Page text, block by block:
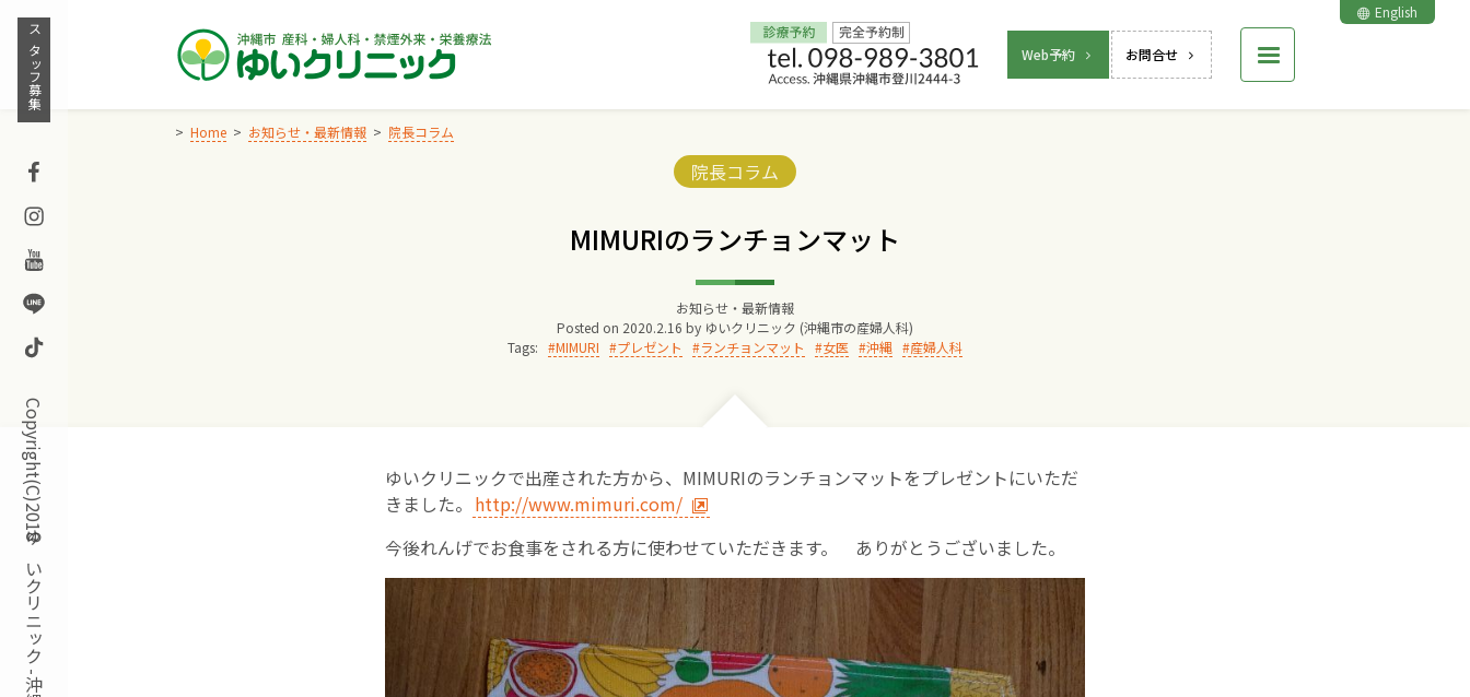
Skip
content
Web予約 お問合せ
English
スタッフ募集
Facebook
Instagram
Youtube
Line
TikTok
Home お知らせ・最新情報 院長コラム
Categories:
院長コラム
MIMURIのランチョンマット
お知らせ・最新情報
Posted on 2020.2.16 by ゆいクリニック (沖縄市の産婦人科)
Tags:
MIMURI プレゼント ランチョンマット 女医 沖縄 産婦人科
ゆいクリニックで出産された方から、MIMURIのランチョンマットをプレゼントにいただ
きました。 http://www.mimuri.com/
今後れんげでお食事をされる方に使わせていただきます。 ありがとうございました。
Home
院長からのごあいさつ
ゆいクリニックの経営理念
診療料金
妊婦健診
親と子の結びつき支援
母乳育児